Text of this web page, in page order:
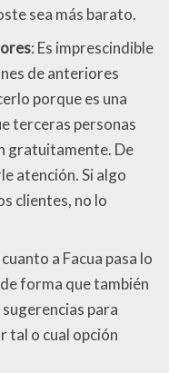
sea más barato.
: Es imprescindible
de anteriores
porque es una
terceras personas
gratuitamente. De
atención. Si algo
clientes, no lo
cuanto a Facua pasa lo
forma que también
para
tal o cual opción